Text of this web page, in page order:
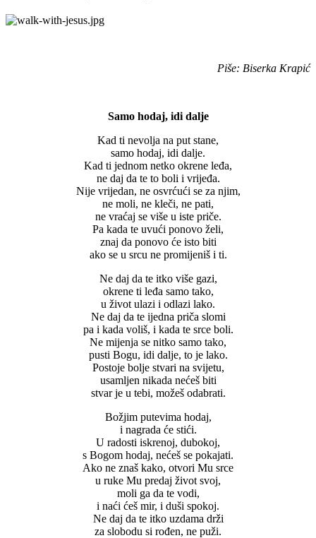
Piše: Biserka Krapić
Samo hodaj, idi dalje
Kad ti nevolja na put stane,
samo hodaj, idi dalje.
Kad ti jednom netko okrene leđa,
ne daj da te to boli i vrijeđa.
Nije vrijedan, ne osvrćući se za njim,
ne moli, ne kleči, ne pati,
ne vraćaj se više u iste priče.
Pa kada te uvući ponovo želi,
znaj da ponovo će isto biti
ako se u srcu ne promijeniš i ti.
Ne daj da te itko više gazi,
okrene ti leđa samo tako,
u život ulazi i odlazi lako.
Ne daj da te ijedna priča slomi
pa i kada voliš, i kada te srce boli.
Ne mijenja se nitko samo tako,
pusti Bogu, idi dalje, to je lako.
Postoje bolje stvari na svijetu,
usamljen nikada nećeš biti
stvar je u tebi, možeš odabrati.
Božjim putevima hodaj,
i nagrada će stići.
U radosti iskrenoj, dubokoj,
s Bogom hodaj, nećeš se pokajati.
Ako ne znaš kako, otvori Mu srce
u ruke Mu predaj život svoj,
moli ga da te vodi,
i naći ćeš mir, i duši spokoj.
Ne daj da te itko uzdama drži
za slobodu si rođen, ne puži.